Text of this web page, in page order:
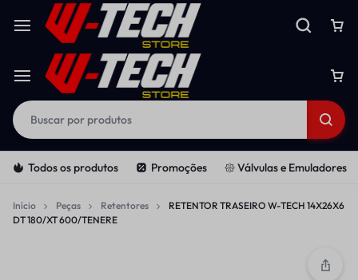
Todos os produtos Promoções 𑁍 Válvulas e Emuladores
Início Peças Retentores
RETENTOR TRASEIRO W-TECH 14X26X6
DT 180/XT 600/TENERE